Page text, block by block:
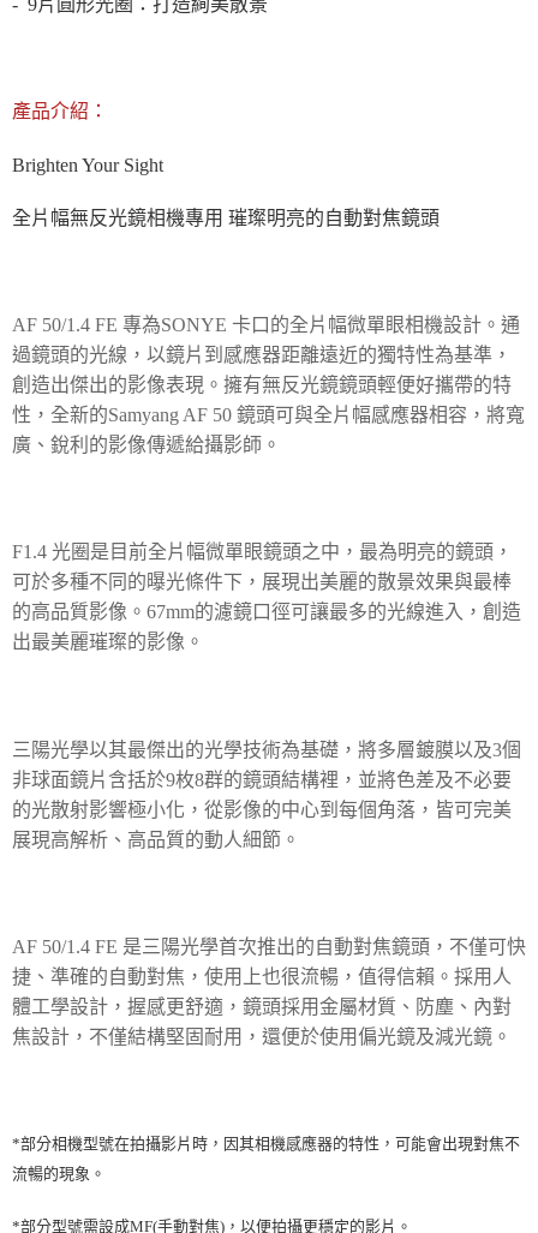
產品介紹：
Brighten Your Sight
全片幅無反光鏡相機專用 璀璨明亮的自動對焦鏡頭
AF 50/1.4 FE 專為SONYE 卡口的全片幅微單眼相機設計。通
過鏡頭的光線，以鏡片到感應器距離遠近的獨特性為基準，
創造出傑出的影像表現。擁有無反光鏡鏡頭輕便好攜帶的特
性，全新的Samyang AF 50 鏡頭可與全片幅感應器相容，將寬
廣、銳利的影像傳遞給攝影師。
F1.4 光圈是目前全片幅微單眼鏡頭之中，最為明亮的鏡頭，
可於多種不同的曝光條件下，展現出美麗的散景效果與最棒
的高品質影像。 67mm的濾鏡口徑可讓最多的光線進入，創造
出最美麗璀璨的影像。
三陽光學以其最傑出的光學技術為基礎，將多層鍍膜以及3個
非球面鏡片含括於9枚8群的鏡頭結構裡，並將色差及不必要
的光散射影響極小化，從影像的中心到每個角落，皆可完美
展現高解析、高品質的動人細節。
AF 50/1.4 FE 是三陽光學首次推出的自動對焦鏡頭，不僅可快
捷、準確的自動對焦，使用上也很流暢，值得信賴。採用人
體工學設計，握感更舒適，鏡頭採用金屬材質、防塵、內對
焦設計，不僅結構堅固耐用，還便於使用偏光鏡及減光鏡。
*部分相機型號在拍攝影片時，因其相機感應器的特性，可能會出現對焦不
流暢的現象。
*部分型號需設成MF(手動對焦)，以便拍攝更穩定的影片。